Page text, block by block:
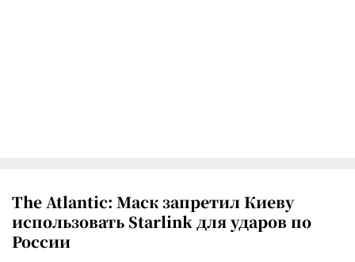
The Atlantic: Маск запретил Киеву
использовать Starlink для ударов по
России